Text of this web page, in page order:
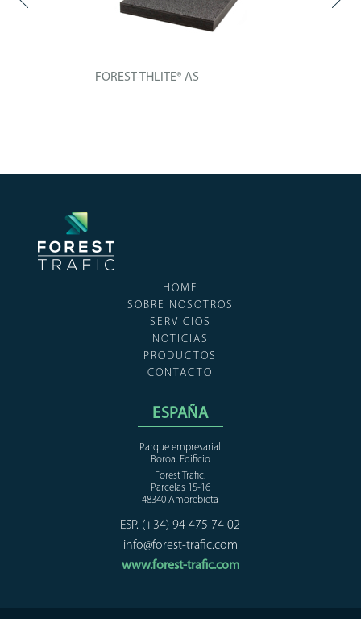
FOREST-THLITE® AS
HOME
SOBRE NOSOTROS
SERVICIOS
NOTICIAS
PRODUCTOS
CONTACTO
ESPAÑA
Parque empresarial
Boroa. Edificio
Forest Trafic.
Parcelas 15-16
48340 Amorebieta
ESP. (+34) 94 475 74 02
info@forest-trafic.com
www.forest-trafic.com